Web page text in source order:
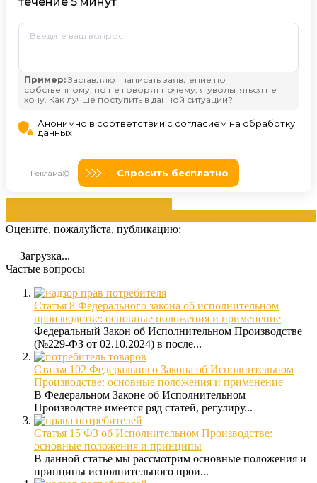
Оцените, пожалуйста, публикацию:
Загрузка...
Частые вопросы
Статья 8 Федерального закона об исполнительном
производстве: основные положения и применение
Федеральный Закон об Исполнительном Производстве
(№229-ФЗ от 02.10.2024) в после...
Статья 102 Федерального Закона об Исполнительном
Производстве: основные положения и применение
В Федеральном Законе об Исполнительном
Производстве имеется ряд статей, регулиру...
Статья 15 ФЗ об Исполнительном Производстве:
основные положения и принципы
В данной статье мы рассмотрим основные положения и
принципы исполнительного прои...